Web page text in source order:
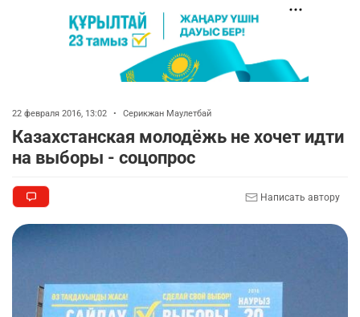
22 февраля 2016, 13:02 • Серикжан Маулетбай
Казахстанская молодёжь не хочет идти
на выборы - соцопрос
Написать автору